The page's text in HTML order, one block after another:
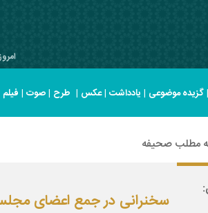
امروز
|گزیده موضوعی | یادداشت |عکس | طرح |صوت | فیلم
مطلب صحیفه
سخنرانی در جمع اعضای